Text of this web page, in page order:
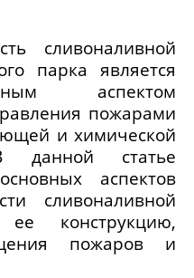
сливоналивной
парка является
аспектом
пожарами
и химической
данной статье
аспектов
сливоналивной
конструкцию,
пожаров и